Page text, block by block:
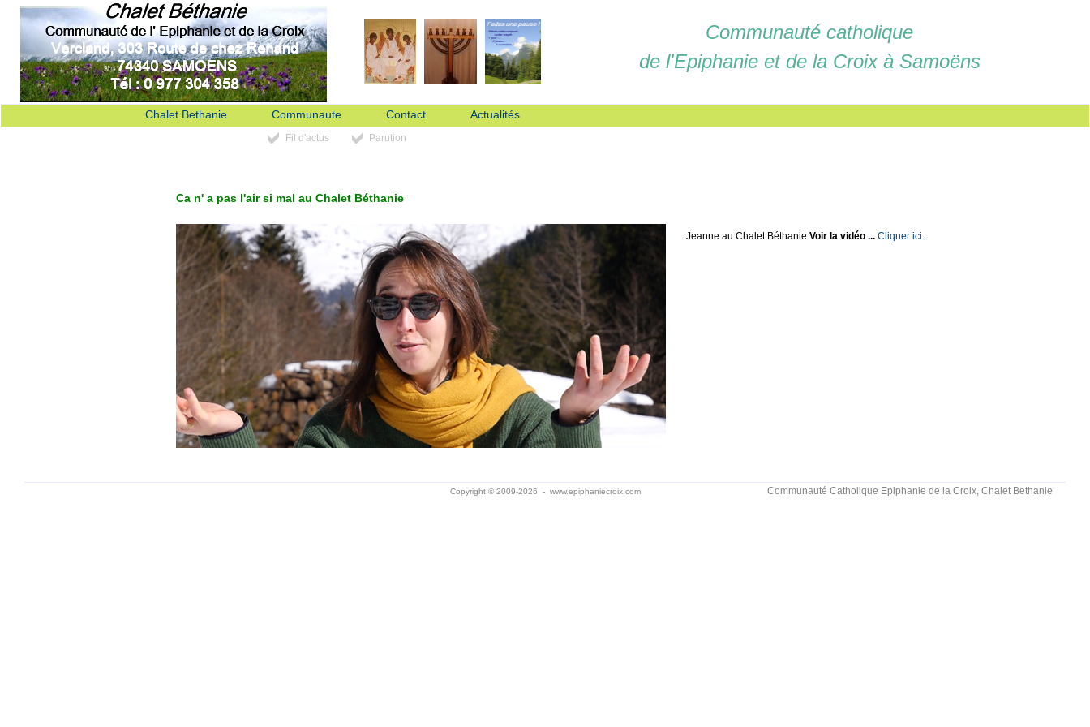
Communauté catholique
de l'Epiphanie et de la Croix à Samoëns
Chalet Bethanie Communaute Contact Actualités
Fil d'actus Parution
Ca n' a pas l'air si mal au Chalet Béthanie
Jeanne au Chalet Béthanie Voir la vidéo ... Cliquer ici.
Copyright © 2009-2026 - www.epiphaniecroix.com Communauté Catholique Epiphanie de la Croix, Chalet Bethanie